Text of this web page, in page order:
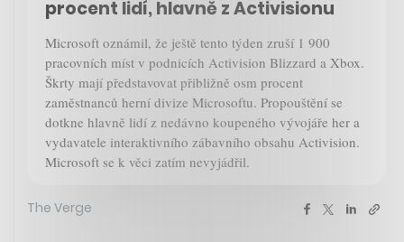
procent lidí, hlavně z Activisionu
Microsoft oznámil, že ještě tento týden zruší 1 900
pracovních míst v podnicích Activision Blizzard a Xbox.
Škrty mají představovat přibližně osm procent
zaměstnanců herní divize Microsoftu. Propouštění se
dotkne hlavně lidí z nedávno koupeného vývojáře her a
vydavatele interaktivního zábavního obsahu Activision.
Microsoft se k věci zatím nevyjádřil.
The Verge